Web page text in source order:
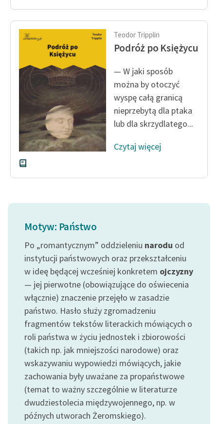
Feministyczne inspiracje.
skandynawskiej literatury
feministycznej
Ręce pełne poezji
Kolekcje edukacyjne
twórców przechodzących
do domeny publicznej,
lektur szkolnych oraz
Starego Testamentu
Odkurzamy bohaterów
Szkoła Poezji Wolnych
Lektur
Zespół
Zasady wykorzystania
Wolnych Lektur
Logotypy
Materiały promocyjne
Polityka prywatności
Regulamin biblioteki
Dane fundacji i
sprawozdania finansowe
Teodor Tripplin
Podróż po Księżycu
— W jaki sposób
można by otoczyć
wyspę całą granicą
nieprzebytą dla ptaka
lub dla skrzydlatego...
Czytaj więcej
Motyw: Państwo
Po „romantycznym” oddzieleniu narodu od
instytucji państwowych oraz przekształceniu
w ideę będącej wcześniej konkretem ojczyzny
— jej pierwotne (obowiązujące do oświecenia
włącznie) znaczenie przejęło w zasadzie
państwo. Hasło służy zgromadzeniu
fragmentów tekstów literackich mówiących o
roli państwa w życiu jednostek i zbiorowości
(takich np. jak mniejszości narodowe) oraz
wskazywaniu wypowiedzi mówiących, jakie
zachowania były uważane za propaństwowe
(temat to ważny szczególnie w literaturze
dwudziestolecia międzywojennego, np. w
późnych utworach Żeromskiego).